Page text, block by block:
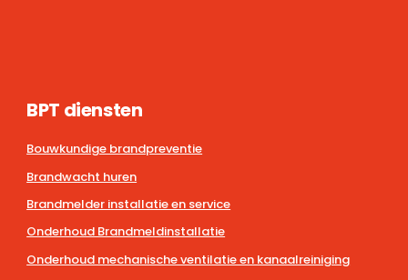
BPT diensten
Bouwkundige brandpreventie
Brandwacht huren
Brandmelder installatie en service
Onderhoud Brandmeldinstallatie
Onderhoud mechanische ventilatie en kanaalreiniging